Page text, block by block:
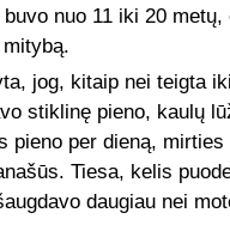
nuo 11 iki 20
jog, kitaip nei teigta
stiklinę pieno, kaulų
pieno per dieną,
Tiesa, kelis
daugiau nei